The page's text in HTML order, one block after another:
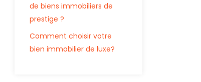
de biens immobiliers de
prestige ?
Comment choisir votre
bien immobilier de luxe?